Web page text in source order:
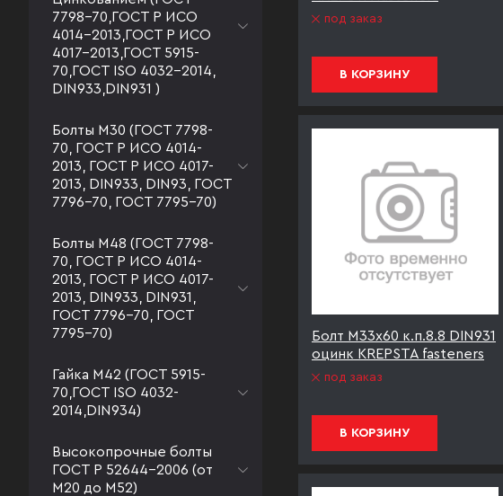
7798-70,ГОСТ Р ИСО
4014-2013,ГОСТ Р ИСО
4017-2013,ГОСТ 5915-
70,ГОСТ ISO 4032-2014,
DIN933,DIN931 )
Болты М30 (ГОСТ 7798-
70, ГОСТ Р ИСО 4014-
2013, ГОСТ Р ИСО 4017-
2013, DIN933, DIN93, ГОСТ
7796-70, ГОСТ 7795-70)
Болты М48 (ГОСТ 7798-
70, ГОСТ Р ИСО 4014-
2013, ГОСТ Р ИСО 4017-
2013, DIN933, DIN931,
ГОСТ 7796-70, ГОСТ
7795-70)
Гайка М42 (ГОСТ 5915-
70,ГОСТ ISO 4032-
2014,DIN934)
Высокопрочные болты
ГОСТ Р 52644-2006 (от
М20 до М52)
под заказ
В КОРЗИНУ
Болт М33х60 к.п.8.8 DIN931
оцинк KREPSTA fasteners
под заказ
В КОРЗИНУ